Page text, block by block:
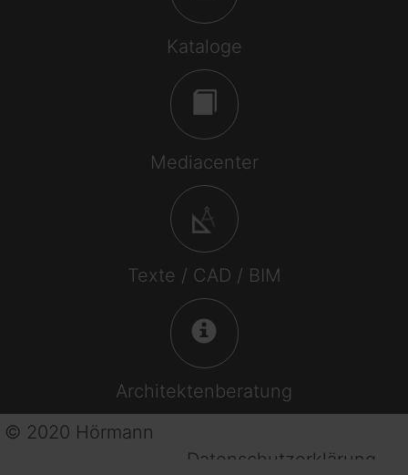
Kataloge
Mediacenter
Texte / CAD / BIM
Architektenberatung
© 2020 Hörmann
Datenschutzerklärung